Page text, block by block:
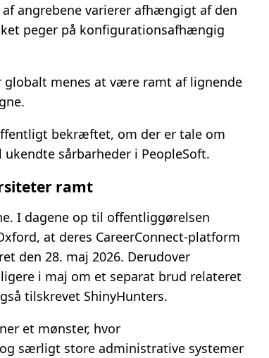
af angrebene varierer afhængigt af den
peger på konfigurationsafhængig
globalt menes at være ramt af lignende
bekræftet, om der er tale om
sårbarheder i PeopleSoft.
ramt
I dagene op til offentliggørelsen
at deres CareerConnect-platform
den 28. maj 2026. Derudover
i maj om et separat brud relateret
tilskrevet ShinyHunters.
et mønster, hvor
særligt store administrative systemer